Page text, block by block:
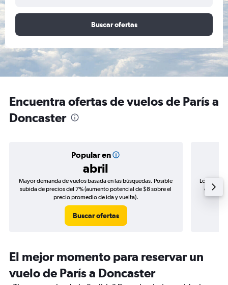
Buscar ofertas
Encuentra ofertas de vuelos de París a
Doncaster
Popular en
abril
Mayor demanda de vuelos basada en las búsquedas. Posible
subida de precios del 7% (aumento potencial de $8 sobre el
precio promedio de ida y vuelta).
Buscar ofertas
Los
de
El mejor momento para reservar un
vuelo de París a Doncaster